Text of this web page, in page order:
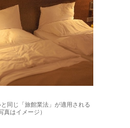
同じ「旅館業法」が適用される
真はイメージ）